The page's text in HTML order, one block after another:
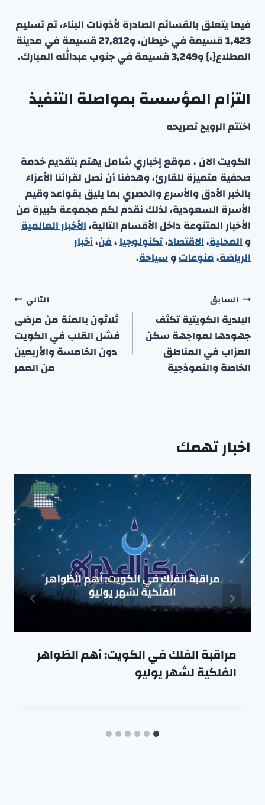
فيما يتعلق بالقسائم الصادرة لأذونات البناء، تم تسليم
1,423 قسيمة في خيطان، و27,812 قسيمة في مدينة
المطلاع{،} و3,249 قسيمة في جنوب عبدالله المبارك.
التزام المؤسسة بمواصلة التنفيذ
اختتم الرويح تصريحه
الكويت الان ، موقع إخباري شامل يهتم بتقديم خدمة
صحفية متميزة للقارئ، وهدفنا أن نصل لقرائنا الأعزاء
بالخبر الأدق والأسرع والحصري بما يليق بقواعد وقيم
الأسرة السعودية، لذلك نقدم لكم مجموعة كبيرة من
الأخبار المتنوعة داخل الأقسام التالية،الأخبار العالمية
والمحلية،الاقتصاد،تكنولوجيا،فن،أخبار
الرياضة،منوعاتوسياحة.
تصفّح
المقالات
السابق
البلدية الكويتية تكثف
جهودها لمواجهة سكن
العزاب في المناطق
الخاصة والنموذجية
التالي
ثلاثون بالمئة من مرضى
فشل القلب في الكويت
دون الخامسة والأربعين
من العمر
اخبار تهمك
مراقبة الفلك في الكويت: أهم الظواهر
الفلكية لشهر يوليو